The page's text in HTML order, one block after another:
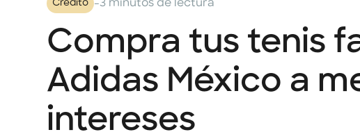
Crédito -3 minutos de lectura
Compra tus tenis
Adidas México a
intereses